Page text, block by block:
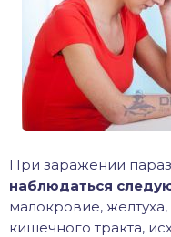
При заражении
наблюдаться
малокровие,
кишечного тракта,